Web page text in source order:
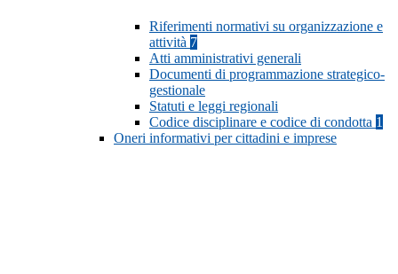
Riferimenti normativi su organizzazione e
attività 7
Atti amministrativi generali
Documenti di programmazione strategico-
gestionale
Statuti e leggi regionali
Codice disciplinare e codice di condotta 1
Oneri informativi per cittadini e imprese